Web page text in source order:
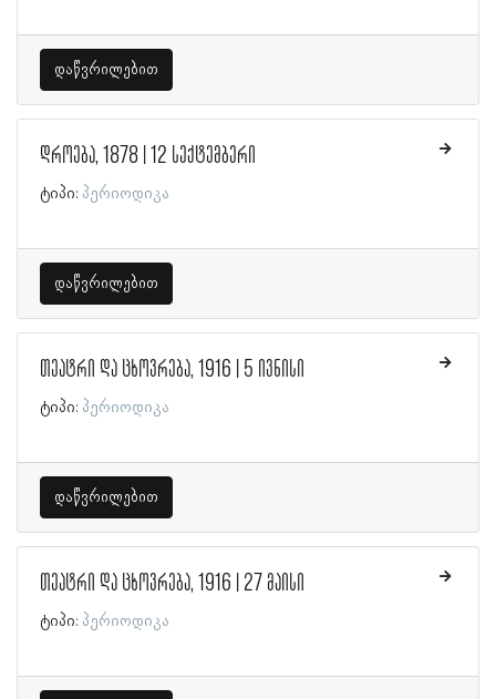
დაწვრილებით
დროება, 1878 | 12 სექტემბერი
ტიპი: პერიოდიკა
დაწვრილებით
თეატრი და ცხოვრება, 1916 | 5 ივნისი
ტიპი: პერიოდიკა
დაწვრილებით
თეატრი და ცხოვრება, 1916 | 27 მაისი
ტიპი: პერიოდიკა